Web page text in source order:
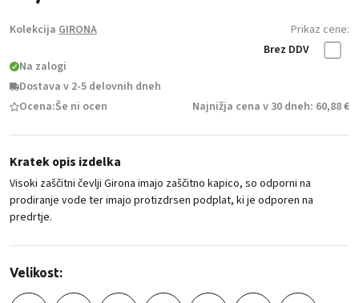
Kolekcija GIRONA
Prikaz cene:
Brez DDV
Na zalogi
Dostava v 2-5 delovnih dneh
Ocena:Še ni ocen Najnižja cena v 30 dneh: 60,88 €
Kratek opis izdelka
Visoki zaščitni čevlji Girona imajo zaščitno kapico, so odporni na
prodiranje vode ter imajo protizdrsen podplat, ki je odporen na
predrtje.
Velikost: